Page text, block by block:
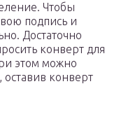
Чтобы
подпись и
Достаточно
конверт для
этом можно
оставив конверт